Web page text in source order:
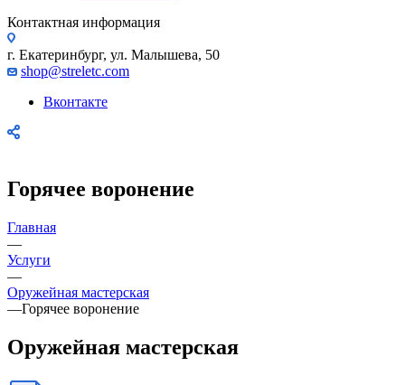
Контактная информация
г. Екатеринбург, ул. Малышева, 50
shop@streletc.com
Вконтакте
Горячее воронение
Главная
—
Услуги
—
Оружейная мастерская
—Горячее воронение
Оружейная мастерская